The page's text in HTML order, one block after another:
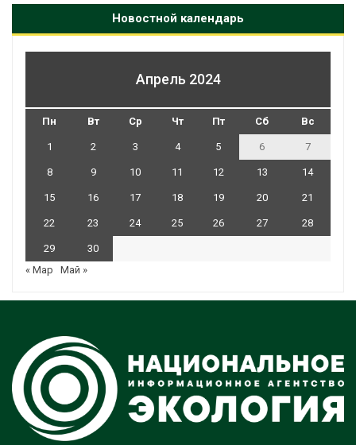
Новостной календарь
Апрель 2024
Пн Вт Ср Чт Пт Сб Вс
1 2 3 4 5 6 7
8 9 10 11 12 13 14
15 16 17 18 19 20 21
22 23 24 25 26 27 28
29
30
« Мар
Май »